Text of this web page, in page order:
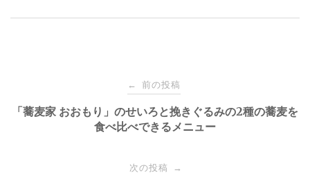
稿
← 前の投稿
「蕎麦家 おおもり」のせいろと挽きぐるみの2種の蕎麦を
食べ比べできるメニュー
次の投稿 →